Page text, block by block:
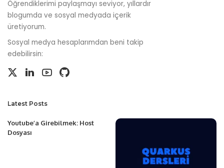
Öğrendiklerimi paylaşmayı seviyor, yıllardır
blogumda ve sosyal medyada içerik
üretiyorum.
Sosyal medya hesaplarımdan beni takip
edebilirsin:
Latest Posts
Youtube’a Girebilmek: Host
Dosyası